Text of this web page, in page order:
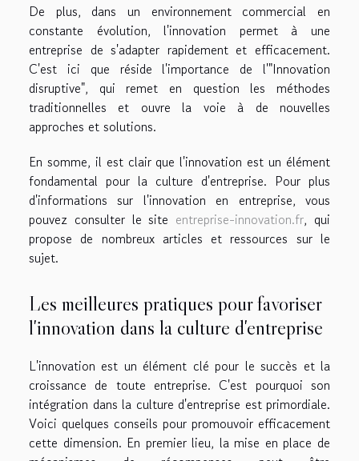
De plus, dans un environnement commercial en
constante évolution, l'innovation permet à une
entreprise de s'adapter rapidement et efficacement.
C'est ici que réside l'importance de l'"Innovation
disruptive", qui remet en question les méthodes
traditionnelles et ouvre la voie à de nouvelles
approches et solutions.
En somme, il est clair que l'innovation est un élément
fondamental pour la culture d'entreprise. Pour plus
d'informations sur l'innovation en entreprise, vous
pouvez consulter le site entreprise-innovation.fr, qui
propose de nombreux articles et ressources sur le
sujet.
Les meilleures pratiques pour favoriser
l'innovation dans la culture d'entreprise
L'innovation est un élément clé pour le succès et la
croissance de toute entreprise. C'est pourquoi son
intégration dans la culture d'entreprise est primordiale.
Voici quelques conseils pour promouvoir efficacement
cette dimension. En premier lieu, la mise en place de